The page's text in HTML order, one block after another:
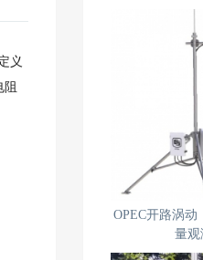
义
OPEC开路涡动
量观